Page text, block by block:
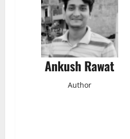
Ankush Rawat
Author